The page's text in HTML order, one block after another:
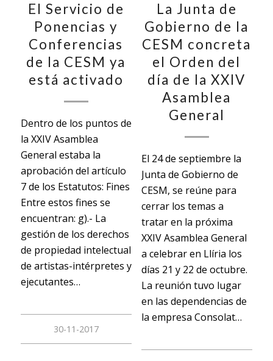
El Servicio de
Ponencias y
Conferencias
de la CESM ya
está activado
Dentro de los puntos de
la XXIV Asamblea
General estaba la
aprobación del artículo
7 de los Estatutos: Fines
Entre estos fines se
encuentran: g).- La
gestión de los derechos
de propiedad intelectual
de artistas-intérpretes y
ejecutantes…
30-11-2017
La Junta de
Gobierno de la
CESM concreta
el Orden del
día de la XXIV
Asamblea
General
El 24 de septiembre la
Junta de Gobierno de
CESM, se reúne para
cerrar los temas a
tratar en la próxima
XXIV Asamblea General
a celebrar en Llíria los
días 21 y 22 de octubre.
La reunión tuvo lugar
en las dependencias de
la empresa Consolat…